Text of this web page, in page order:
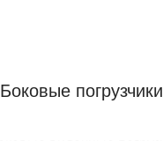
Боковые погрузчики